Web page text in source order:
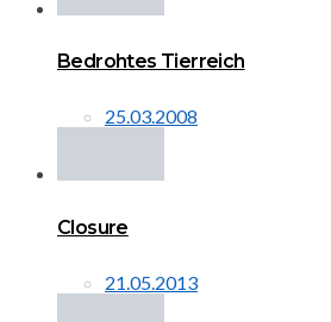
Bedrohtes Tierreich
25.03.2008
Closure
21.05.2013